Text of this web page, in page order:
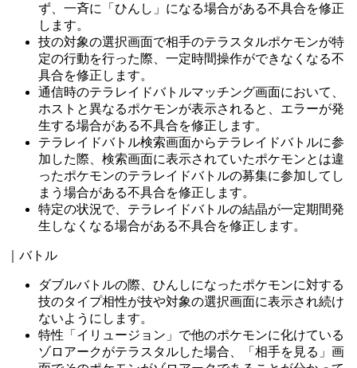
ず、一斉に「ひんし」になる場合がある不具合を修正
します。
技の対象の選択画面で相手のテラスタルポケモンが特
定の行動を行った際、一定時間操作ができなくなる不
具合を修正します。
通信時のテラレイドバトルマッチング画面において、
ホストと異なるポケモンが表示されると、エラーが発
生する場合がある不具合を修正します。
テラレイドバトル検索画面からテラレイドバトルに参
加した際、検索画面に表示されていたポケモンとは違
ったポケモンのテラレイドバトルの募集に参加してし
まう場合がある不具合を修正します。
特定の状況で、テラレイドバトルの結晶が一定期間発
生しなくなる場合がある不具合を修正します。
｜バトル
ダブルバトルの際、ひんしになったポケモンに対する
技のタイプ相性が技や対象の選択画面に表示され続け
ないようにします。
特性「イリュージョン」で他のポケモンに化けている
ゾロアークがテラスタルした場合、「相手を見る」画